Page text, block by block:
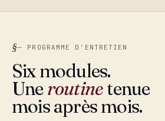
— PROGRAMME D'ENTRETIEN
Six modules.
Uneroutinetenue
mois après mois.